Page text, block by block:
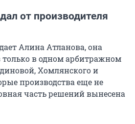
от производителя
Алина Атланова, она
только в одном арбитражном
Хомлянского и
производства еще не
часть решений вынесена